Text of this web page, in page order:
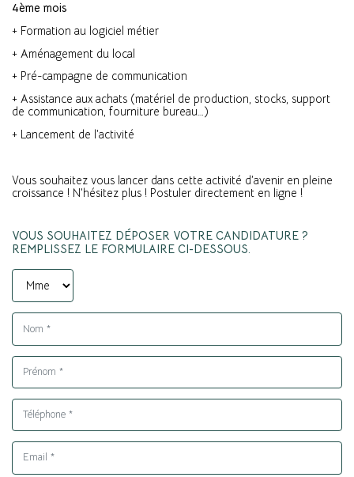
4ème mois
+ Formation au logiciel métier
+ Aménagement du local
+ Pré-campagne de communication
+ Assistance aux achats (matériel de production, stocks, support
de communication, fourniture bureau…)
+ Lancement de l’activité
Vous souhaitez vous lancer dans cette activité d’avenir en pleine
croissance ! N’hésitez plus ! Postuler directement en ligne !
VOUS SOUHAITEZ DÉPOSER VOTRE CANDIDATURE ?
REMPLISSEZ LE FORMULAIRE CI-DESSOUS.